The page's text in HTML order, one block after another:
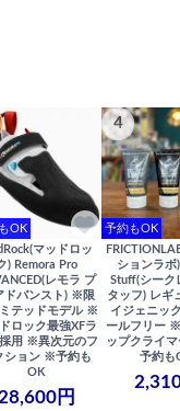
OK
マッドロッ
) Remora Pro
レモラ プ
ドバンスト) ※限
テッドモデル ※
ロック最強XFラ
用 ※異次元のフ
ション ※予約も
OK
28,600円
4
予約もOK
ションラボ
Stuff(シーク
タッフ) レギ
イジェニッ
ールフリー
ップクライ
予約も